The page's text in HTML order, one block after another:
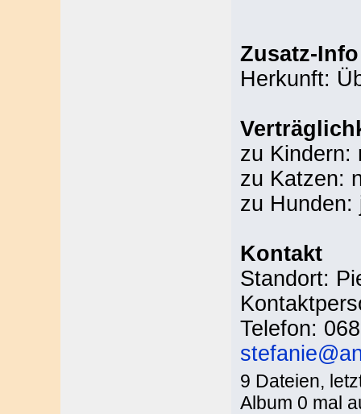
Zusatz-Info
Herkunft:
zu Kindern:
zu Katzen:
zu Hunden:
Kontakt
Standort:
Telefon:
9 Dateien,
Album 0 mal